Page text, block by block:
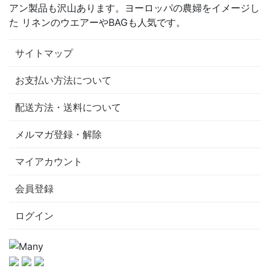
アン製品も沢山あります。ヨーロッパの農婦をイメージし
た リネンのウエアーやBAGも人気です。
サイトマップ
お支払い方法について
配送方法・送料について
メルマガ登録・解除
マイアカウント
会員登録
ログイン